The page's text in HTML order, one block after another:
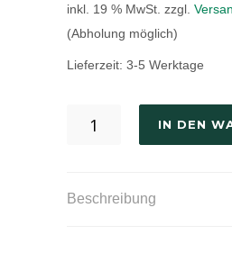
inkl. 19 % MwSt. zzgl.
(Abholung möglich)
Lieferzeit: 3-5 Werktage
IN DEN
Beschreibung